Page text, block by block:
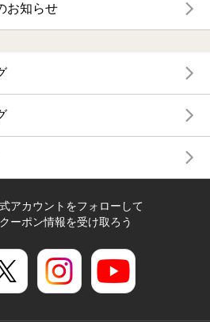
お知らせ
アカウントをフォローして
ーポン情報を受け取ろう